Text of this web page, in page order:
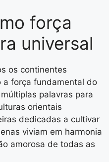
força
universal
os continentes
a força fundamental do
palavras para
orientais
dedicadas a cultivar
viviam em harmonia
amorosa de todas as